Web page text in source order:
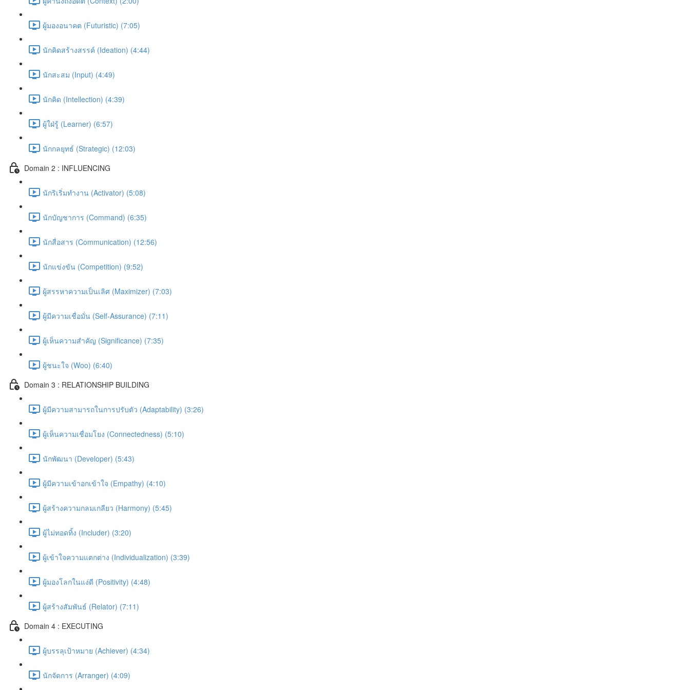
ผู้มองอนาคต (Futuristic) (7:05)
นักคิดสร้างสรรค์ (Ideation) (4:44)
นักสะสม (Input) (4:49)
นักคิด (Intellection) (4:39)
ผู้ใฝ่รู้ (Learner) (6:57)
นักกลยุทธ์ (Strategic) (12:03)
Domain 2 : INFLUENCING
นักริเริ่มทำงาน (Activator) (5:08)
นักบัญชาการ (Command) (6:35)
นักสื่อสาร (Communication) (12:56)
นักแข่งขัน (Competition) (9:52)
ผู้สรรหาความเป็นเลิศ (Maximizer) (7:03)
ผู้มีความเชื่อมั่น (Self-Assurance) (7:11)
ผู้เห็นความสำคัญ (Significance) (7:35)
ผู้ชนะใจ (Woo) (6:40)
Domain 3 : RELATIONSHIP BUILDING
ผู้มีความสามารถในการปรับตัว (Adaptability) (3:26)
ผู้เห็นความเชื่อมโยง (Connectedness) (5:10)
นักพัฒนา (Developer) (5:43)
ผู้มีความเข้าอกเข้าใจ (Empathy) (4:10)
ผู้สร้างความกลมเกลียว (Harmony) (5:45)
ผู้ไม่ทอดทิ้ง (Includer) (3:20)
ผู้เข้าใจความแตกต่าง (Individualization) (3:39)
ผู้มองโลกในแง่ดี (Positivity) (4:48)
ผู้สร้างสัมพันธ์ (Relator) (7:11)
Domain 4 : EXECUTING
ผู้บรรลุเป้าหมาย (Achiever) (4:34)
นักจัดการ (Arranger) (4:09)